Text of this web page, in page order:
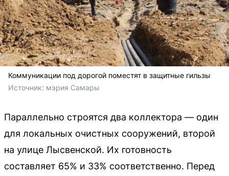
Коммуникации под дорогой поместят в защитные гильзы
Источник: мэрия Самары
Параллельно строятся два коллектора — один
для локальных очистных сооружений, второй
на улице Лысвенской. Их готовность
составляет 65% и 33% соответственно. Перед